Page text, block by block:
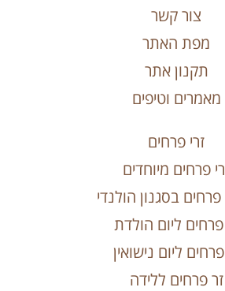
צור קשר
מפת האתר
תקנון אתר
מאמרים וטיפים
זרי פרחים
פרחים מיוחדים
בסגנון הולנדי
פרחים ליום הולדת
ליום נישואין
זר פרחים ללידה